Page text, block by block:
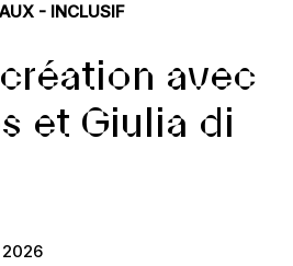
- INCLUSIF
avec
et Giulia di
2026